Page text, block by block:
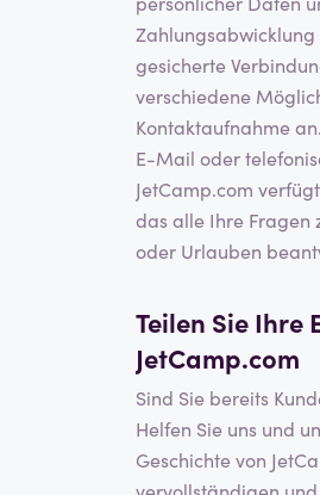
gesicherte
verschiedene
Kontaktaufnahme
E-Mail oder
JetCamp.com
das alle Ihre Fragen
oder Urlauben
Teilen Sie
JetCamp.com
Sind Sie bereits
Helfen Sie uns und
Geschichte von